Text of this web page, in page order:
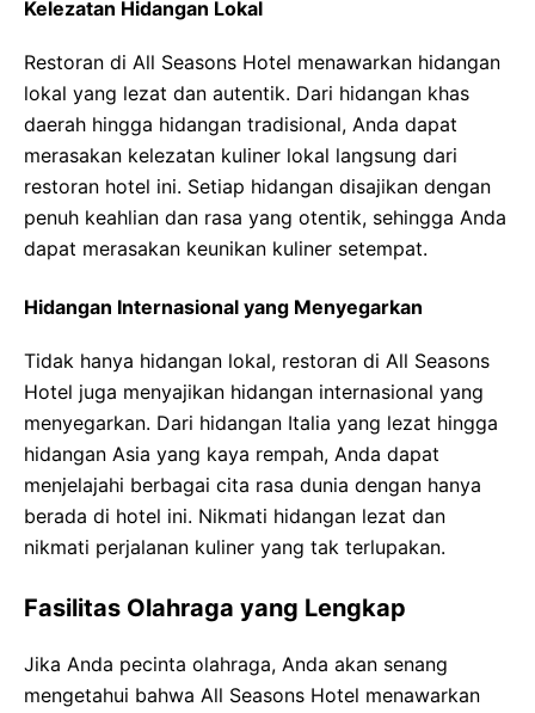
Kelezatan Hidangan Lokal
Restoran di All Seasons Hotel menawarkan hidangan
lokal yang lezat dan autentik. Dari hidangan khas
daerah hingga hidangan tradisional, Anda dapat
merasakan kelezatan kuliner lokal langsung dari
restoran hotel ini. Setiap hidangan disajikan dengan
penuh keahlian dan rasa yang otentik, sehingga Anda
dapat merasakan keunikan kuliner setempat.
Hidangan Internasional yang Menyegarkan
Tidak hanya hidangan lokal, restoran di All Seasons
Hotel juga menyajikan hidangan internasional yang
menyegarkan. Dari hidangan Italia yang lezat hingga
hidangan Asia yang kaya rempah, Anda dapat
menjelajahi berbagai cita rasa dunia dengan hanya
berada di hotel ini. Nikmati hidangan lezat dan
nikmati perjalanan kuliner yang tak terlupakan.
Fasilitas Olahraga yang Lengkap
Jika Anda pecinta olahraga, Anda akan senang
mengetahui bahwa All Seasons Hotel menawarkan